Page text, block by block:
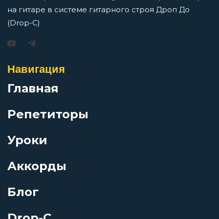
Джаз
Джедаи
До свидания
Добро пожаловать в ад
Дом на реке
гитары
Перейти
Просмотров: 10518 чел.
на гитаре в системе гитарного строя Дроп До
(Drop-C)
Навигация
Главная
Репетиторы
Уроки
Аккорды
Блог